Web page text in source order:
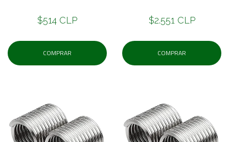
$514 CLP
COMPRAR
$2.551 CLP
COMPRAR